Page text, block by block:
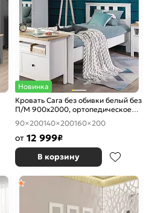
Новинка
Кровать Сага без обивки белый без
П/М 900x2000, ортопедическое
основание, изголовье жесткое
90×200140×200160×200
от 12 999₽
В корзину